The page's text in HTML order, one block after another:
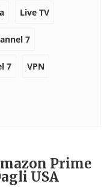
Live TV
7
7 VPN
Prime
USA